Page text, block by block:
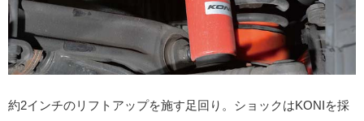
約2インチのリフトアップを施す足回り。ショックはKONIを採